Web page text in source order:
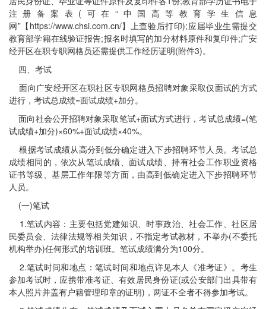
注册备案表(可在“中国高等教育学生信息
网”【https://www.chsi.com.cn/】上查验后打印);应届毕业生需提交
教育部学籍在线验证报告;报名时填写的加分材料原件和复印件;广安
经开区在职专职网格员还需提供工作经历证明(附件3)。
四、考试
面向广安经开区在职社区专职网格员招聘对象采取仅面试的方式
进行，考试总成绩=面试成绩+加分。
面向社会公开招聘对象采取笔试+面试方式进行，考试总成绩=(笔
试成绩+加分)×60%+面试成绩×40%。
根据考试成绩从高分到低分确定进入下步招聘环节人员。考试总
成绩相同的，依次从笔试成绩、面试成绩、持有社会工作职业资格
证书等级、基层工作年限等方面，由高到低确定进入下步招聘环节
人员。
(一)笔试
1.笔试内容：主要包括党建知识、时事政治、社会工作、社区居
民委员会、法律法规等相关知识，不指定考试教材，不举办(不委托
机构举办)任何形式的培训班。笔试成绩满分为100分。
2.笔试时间和地点：笔试时间和地点详见本人《准考证》。考生
参加考试时，应携带准考证、有效居民身份证(或公安部门出具带有
本人照片并盖有户籍管理印章的证明)，两证不全者不得参加考试。